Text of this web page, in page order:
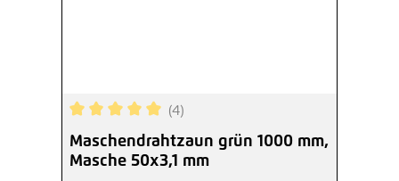
Durchschnittliche Bewertung von 5 von 5
(4)
Maschendrahtzaun grün 1000 mm,
Masche 50x3,1 mm